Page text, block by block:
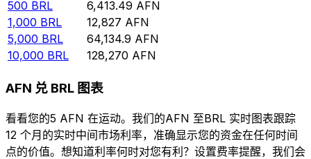
500 BRL 6,413.49 AFN
1,000 BRL 12,827 AFN
5,000 BRL 64,134.9 AFN
10,000 BRL 128,270 AFN
AFN 兑 BRL 图表
看看您的5 AFN 在运动。我们的AFN 至BRL 实时图表跟踪
12 个月的实时中间市场利率，准确显示您的资金在任何时间
点的价值。想知道利率何时对您有利？设置费率提醒，我们会